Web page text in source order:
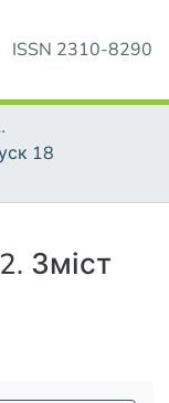
ISSN 2310-8290
18
Зміст